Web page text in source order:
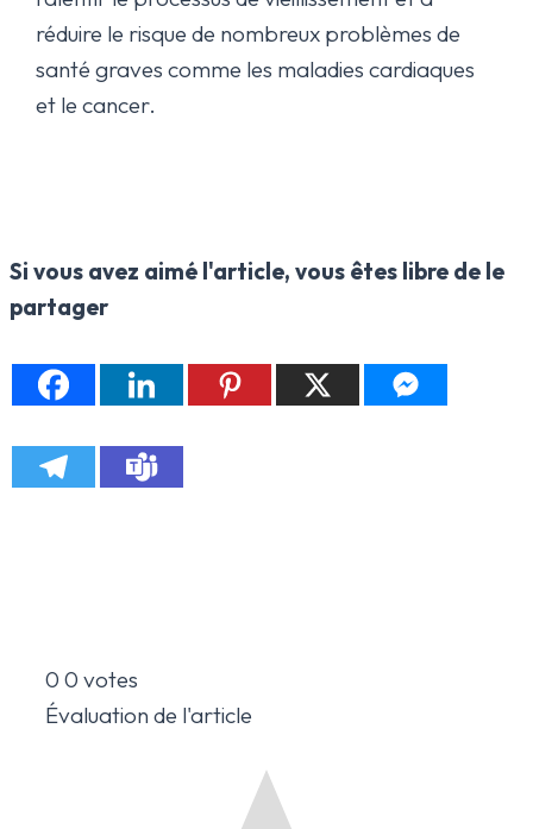
réduire le risque de nombreux problèmes de
santé graves comme les maladies cardiaques
et le cancer.
Si vous avez aimé l'article, vous êtes libre de le
partager
0 0 votes
Évaluation de l'article